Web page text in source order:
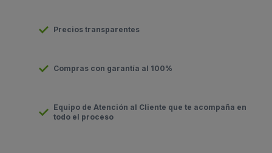
Precios transparentes
Compras con garantía al 100%
Equipo de Atención al Cliente que te acompaña en
todo el proceso